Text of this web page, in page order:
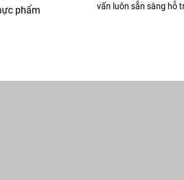
phẩm
vấn luôn sẵn sàng hỗ